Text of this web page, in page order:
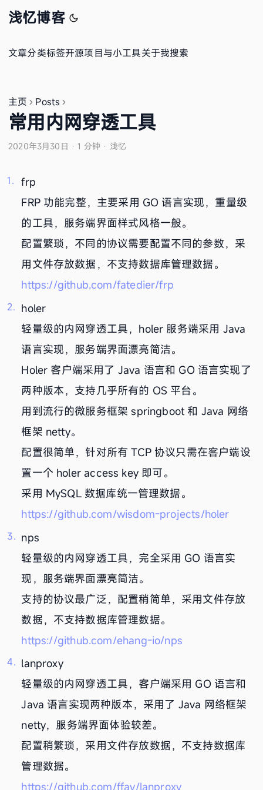
浅忆博客
文章分类标签开源项目与小工具关于我搜索
主页 Posts
常用内网穿透工具
2020年3月30日 ·1 分钟 · 浅忆
frp
FRP 功能完整，主要采用 GO 语言实现，重量级
的工具，服务端界面样式风格一般。
配置繁琐，不同的协议需要配置不同的参数，采
用文件存放数据，不支持数据库管理数据。
https://github.com/fatedier/frp
holer
轻量级的内网穿透工具，holer 服务端采用 Java
语言实现，服务端界面漂亮简洁。
Holer 客户端采用了 Java 语言和 GO 语言实现了
两种版本，支持几乎所有的 OS 平台。
用到流行的微服务框架 springboot 和 Java 网络
框架 netty。
配置很简单，针对所有 TCP 协议只需在客户端设
置一个 holer access key 即可。
采用 MySQL 数据库统一管理数据。
https://github.com/wisdom-projects/holer
nps
轻量级的内网穿透工具，完全采用 GO 语言实
现，服务端界面漂亮简洁。
支持的协议最广泛，配置稍简单，采用文件存放
数据，不支持数据库管理数据。
https://github.com/ehang-io/nps
lanproxy
轻量级的内网穿透工具，客户端采用 GO 语言和
Java 语言实现两种版本，采用了 Java 网络框架
netty，服务端界面体验较差。
配置稍繁琐，采用文件存放数据，不支持数据库
管理数据。
https://github.com/ffay/lanproxy